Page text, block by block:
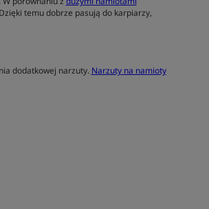
temu dobrze pasują do karpiarzy,
dodatkowej narzuty. Narzuty na namioty